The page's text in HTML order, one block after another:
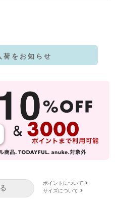
をお知らせ
ポイントについて
サイズについて